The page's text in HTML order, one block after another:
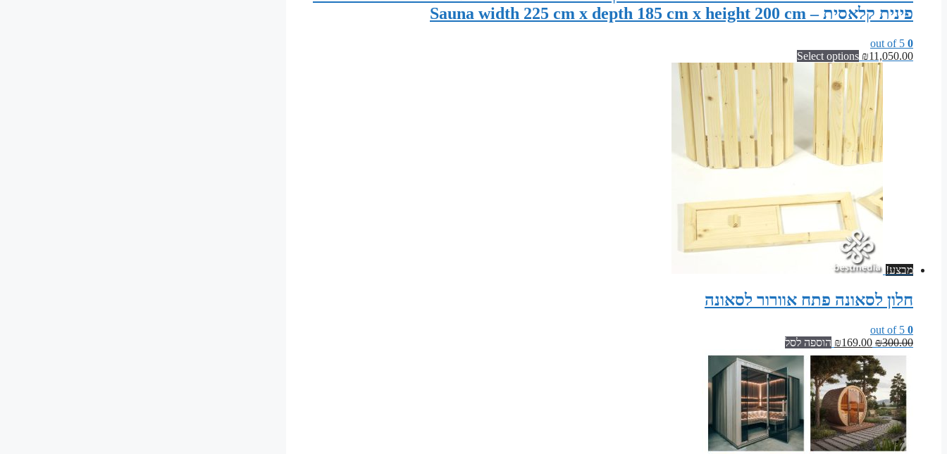
פינית קלאסית – Sauna width 225 cm x depth 185 cm x height 200 cm
0
₪11,050.00
Select options
מבצע!
חלון לסאונה פתח אוורור לסאונה
0
₪300.00
המחיר
המקורי
היה:
₪300.00.
₪169.00
המחיר
הנוכחי
הוא:
₪169.00.
הוספה לסל